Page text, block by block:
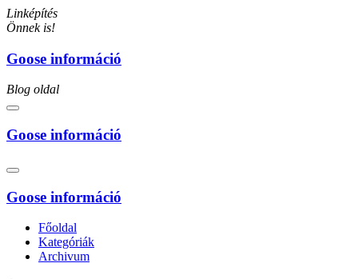
Linképítés
Önnek is!
Goose információ
Blog oldal
Goose információ
Goose információ
Főoldal
Kategóriák
Archivum